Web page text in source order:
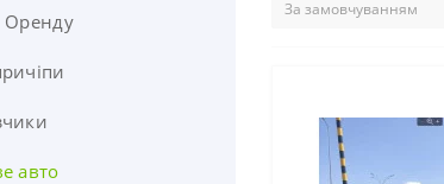
Оренду
авто